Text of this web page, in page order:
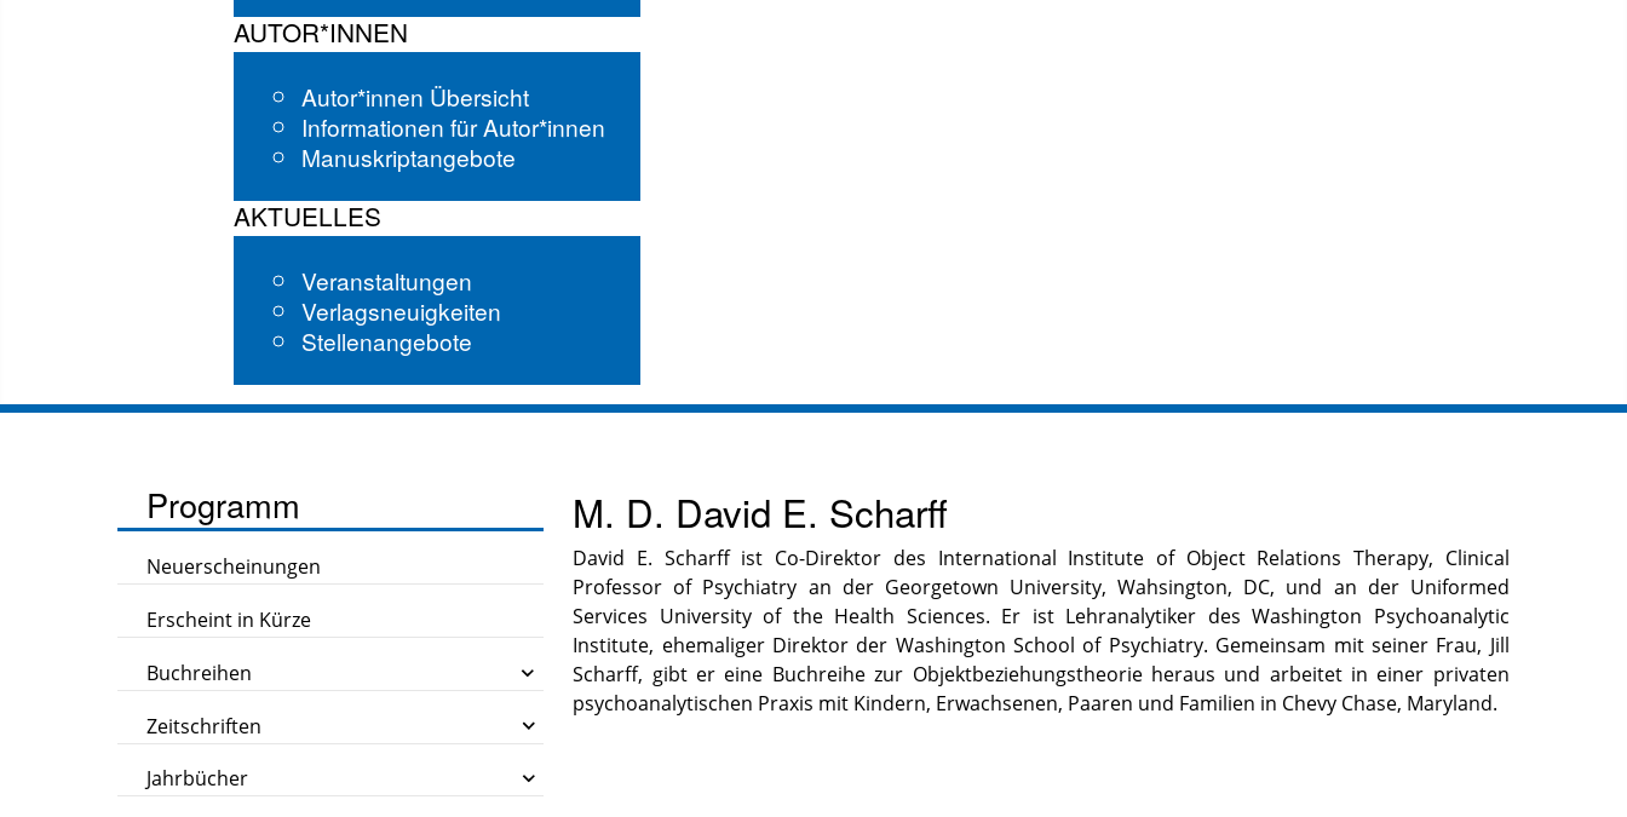
AUTOR*INNEN
Autor*innen Übersicht
Informationen für Autor*innen
Manuskriptangebote
AKTUELLES
Veranstaltungen
Verlagsneuigkeiten
Stellenangebote
Programm
Neuerscheinungen
Erscheint in Kürze
Buchreihen
Zeitschriften
Jahrbücher
M. D. David E. Scharff
David E. Scharff ist Co-Direktor des International Institute of Object Relations Therapy, Clinical
Professor of Psychiatry an der Georgetown University, Wahsington, DC, und an der Uniformed
Services University of the Health Sciences. Er ist Lehranalytiker des Washington Psychoanalytic
Institute, ehemaliger Direktor der Washington School of Psychiatry. Gemeinsam mit seiner Frau, Jill
Scharff, gibt er eine Buchreihe zur Objektbeziehungstheorie heraus und arbeitet in einer privaten
psychoanalytischen Praxis mit Kindern, Erwachsenen, Paaren und Familien in Chevy Chase, Maryland.